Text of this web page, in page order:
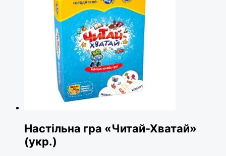
Настільна гра «Читай-Хватай»
(укр.)